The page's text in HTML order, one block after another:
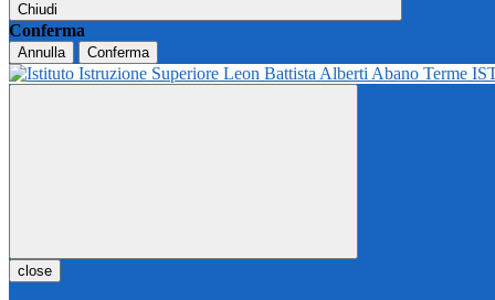
Chiudi
Conferma
Annulla Conferma
close